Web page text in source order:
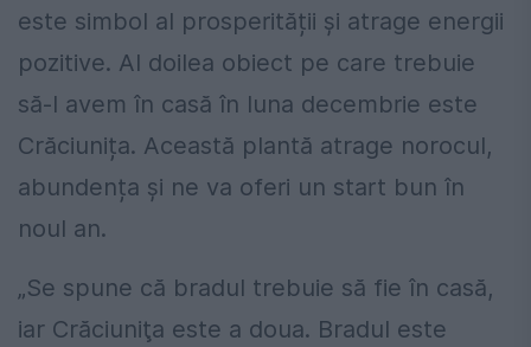
este simbol al prosperității și atrage energii
pozitive. Al doilea obiect pe care trebuie
să-l avem în casă în luna decembrie este
Crăciunița. Această plantă atrage norocul,
abundența și ne va oferi un start bun în
noul an.
„Se spune că bradul trebuie să fie în casă,
iar Crăciuniţa este a doua. Bradul este